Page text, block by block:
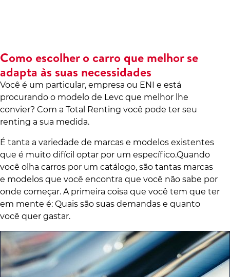
Como escolher o carro que melhor se
adapta às suas necessidades
Você é um particular, empresa ou ENI e está
procurando o modelo de Levc que melhor lhe
convier? Com a Total Renting você pode ter seu
renting a sua medida.
É tanta a variedade de marcas e modelos existentes
que é muito difícil optar por um específico.Quando
você olha carros por um catálogo, são tantas marcas
e modelos que você encontra que você não sabe por
onde começar. A primeira coisa que você tem que ter
em mente é: Quais são suas demandas e quanto
você quer gastar.